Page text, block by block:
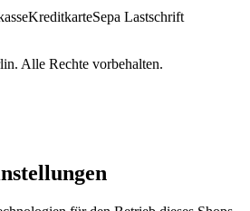
KreditkarteSepa Lastschrift
Alle Rechte vorbehalten.